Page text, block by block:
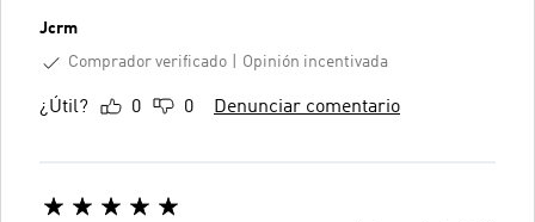
Jcrm
Comprador verificado
Opinión incentivada
¿Útil? 0 0 Denunciar comentario